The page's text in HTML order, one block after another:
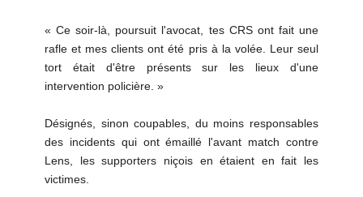
« Ce soir-là, poursuit l'avocat, tes CRS ont fait une
rafle et mes clients ont été pris à la volée. Leur seul
tort était d'être présents sur les lieux d'une
intervention policière. »
Désignés, sinon coupables, du moins responsables
des incidents qui ont émaillé l'avant match contre
Lens, les supporters niçois en étaient en fait les
victimes.